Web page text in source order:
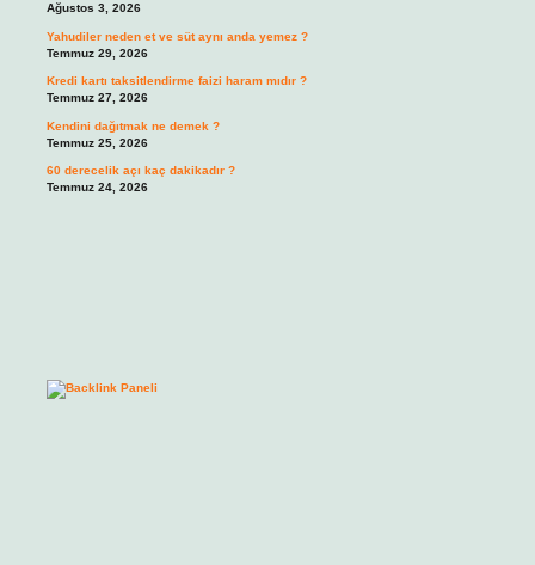
Ağustos 3, 2026
Yahudiler neden et ve süt aynı anda yemez ?
Temmuz 29, 2026
Kredi kartı taksitlendirme faizi haram mıdır ?
Temmuz 27, 2026
Kendini dağıtmak ne demek ?
Temmuz 25, 2026
60 derecelik açı kaç dakikadır ?
Temmuz 24, 2026